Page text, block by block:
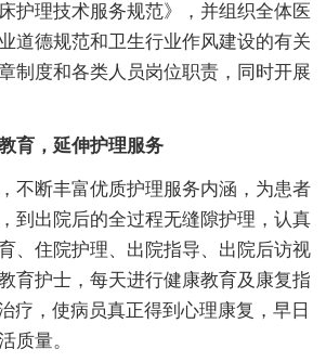
护理技术服务规范》，并组织全体医
道德规范和卫生行业作风建设的有关
制度和各类人员岗位职责，同时开展
育，延伸护理服务
断丰富优质护理服务内涵，为患者
到出院后的全过程无缝隙护理，认真
、住院护理、出院指导、出院后访视
育护士，每天进行健康教育及康复指
疗，使病员真正得到心理康复，早日
质量。